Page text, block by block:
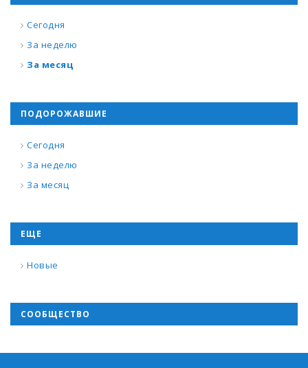
Сегодня
За неделю
За месяц
ПОДОРОЖАВШИЕ
Сегодня
За неделю
За месяц
ЕЩЕ
Новые
СООБЩЕСТВО